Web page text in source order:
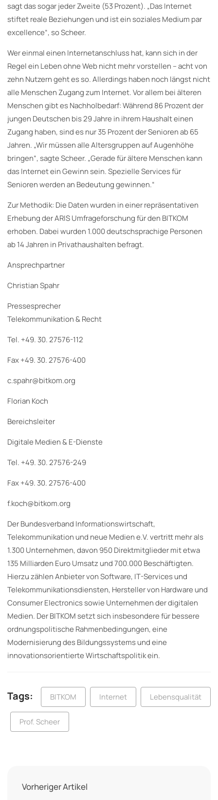
sagt das sogar jeder Zweite (53 Prozent). „Das Internet
stiftet reale Beziehungen und ist ein soziales Medium par
excellence“, so Scheer.
Wer einmal einen Internetanschluss hat, kann sich in der
Regel ein Leben ohne Web nicht mehr vorstellen – acht von
zehn Nutzern geht es so. Allerdings haben noch längst nicht
alle Menschen Zugang zum Internet. Vor allem bei älteren
Menschen gibt es Nachholbedarf: Während 86 Prozent der
jungen Deutschen bis 29 Jahre in ihrem Haushalt einen
Zugang haben, sind es nur 35 Prozent der Senioren ab 65
Jahren. „Wir müssen alle Altersgruppen auf Augenhöhe
bringen“, sagte Scheer. „Gerade für ältere Menschen kann
das Internet ein Gewinn sein. Spezielle Services für
Senioren werden an Bedeutung gewinnen.“
Zur Methodik: Die Daten wurden in einer repräsentativen
Erhebung der ARIS Umfrageforschung für den BITKOM
erhoben. Dabei wurden 1.000 deutschsprachige Personen
ab 14 Jahren in Privathaushalten befragt.
Ansprechpartner
Christian Spahr
Pressesprecher
Telekommunikation & Recht
Tel. +49. 30. 27576-112
Fax +49. 30. 27576-400
c.spahr@bitkom.org
Florian Koch
Bereichsleiter
Digitale Medien & E-Dienste
Tel. +49. 30. 27576-249
Fax +49. 30. 27576-400
f.koch@bitkom.org
Der Bundesverband Informationswirtschaft,
Telekommunikation und neue Medien e.V. vertritt mehr als
1.300 Unternehmen, davon 950 Direktmitglieder mit etwa
135 Milliarden Euro Umsatz und 700.000 Beschäftigten.
Hierzu zählen Anbieter von Software, IT-Services und
Telekommunikationsdiensten, Hersteller von Hardware und
Consumer Electronics sowie Unternehmen der digitalen
Medien. Der BITKOM setzt sich insbesondere für bessere
ordnungspolitische Rahmenbedingungen, eine
Modernisierung des Bildungssystems und eine
innovationsorientierte Wirtschaftspolitik ein.
Tags: BITKOM Internet Lebensqualität
Prof. Scheer
Vorheriger Artikel